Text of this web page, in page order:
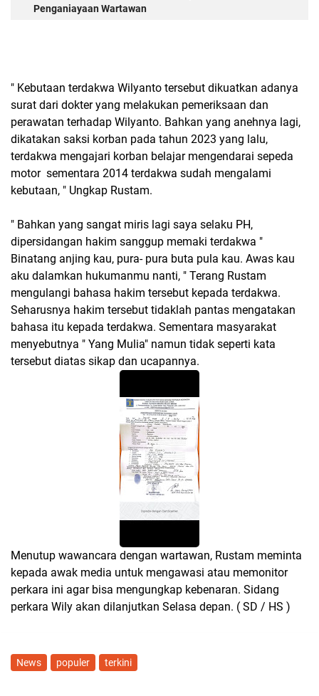
Penganiayaan Wartawan
" Kebutaan terdakwa Wilyanto tersebut dikuatkan adanya
surat dari dokter yang melakukan pemeriksaan dan
perawatan terhadap Wilyanto. Bahkan yang anehnya lagi,
dikatakan saksi korban pada tahun 2023 yang lalu,
terdakwa mengajari korban belajar mengendarai sepeda
motor sementara 2014 terdakwa sudah mengalami
kebutaan, " Ungkap Rustam.
" Bahkan yang sangat miris lagi saya selaku PH,
dipersidangan hakim sanggup memaki terdakwa "
Binatang anjing kau, pura- pura buta pula kau. Awas kau
aku dalamkan hukumanmu nanti, " Terang Rustam
mengulangi bahasa hakim tersebut kepada terdakwa.
Seharusnya hakim tersebut tidaklah pantas mengatakan
bahasa itu kepada terdakwa. Sementara masyarakat
menyebutnya " Yang Mulia" namun tidak seperti kata
tersebut diatas sikap dan ucapannya.
Menutup wawancara dengan wartawan, Rustam meminta
kepada awak media untuk mengawasi atau memonitor
perkara ini agar bisa mengungkap kebenaran. Sidang
perkara Wily akan dilanjutkan Selasa depan. ( SD / HS )
News populer terkini